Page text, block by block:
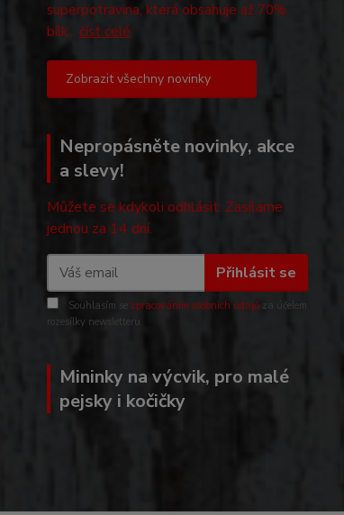
superpotravina, která obsahuje až 70%
bílk... číst celé
Zobrazit všechny novinky
Nepropásněte novinky, akce
a slevy!
Můžete se kdykoli odhlásit. Zasíláme
jednou za 14 dní.
Přihlásit se
Souhlasím se zpracováním osobních údajů za účelem
rozesílky newsletteru.
Mininky na výcvik, pro malé
pejsky i kočičky